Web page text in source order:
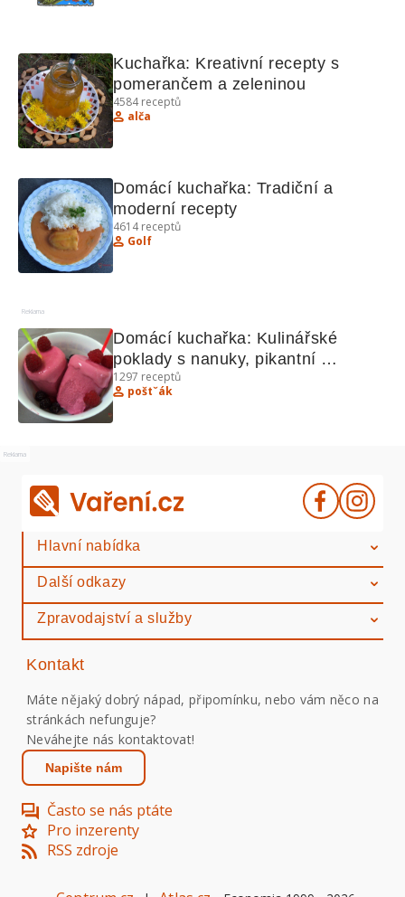
Kuchařka: Kreativní recepty s
pomerančem a zeleninou
4584receptů
alča
Domácí kuchařka: Tradiční a
moderní recepty
4614receptů
Golf
Reklama
Domácí kuchařka: Kulinářské
poklady s nanuky, pikantní
pomazánkou a dalšími lahůdkami
1297 receptů
poštˇák
Reklama
Hlavní nabídka
Další odkazy
Zpravodajství a služby
Kontakt
Máte nějaký dobrý nápad, připomínku, nebo vám něco na
stránkách nefunguje?
Neváhejte nás kontaktovat!
Napište nám
Často se nás ptáte
Pro inzerenty
RSS zdroje